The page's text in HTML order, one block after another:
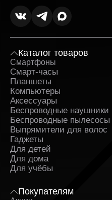
Каталог товаров
Смартфоны
Смарт-часы
Планшеты
Компьютеры
Аксессуары
Беспроводные наушники
Беспроводные пылесосы
Выпрямители для волос
Гаджеты
Для детей
Для дома
Для учёбы
Покупателям